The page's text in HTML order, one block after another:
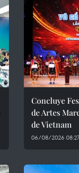
Concluye
de Artes
de Vietnam
06/08/2026 08:27